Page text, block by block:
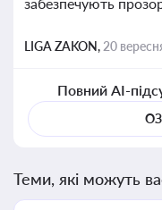
LIGA ZAKON, 20
Повний AI-
Теми, які можуть